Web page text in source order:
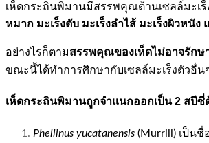
เห็ดกระถินพิมานมีสรรพคุณต้านเซลล์มะเร็
หมาก มะเร็งตับ มะเร็งลำไส้ มะเร็งผิวหนัง
อย่างไรก็ตามสรรพคุณของเห็ดไม่อาจรักษ
ขณะนี้ได้ทำการศึกษากับเซลล์มะเร็งตัวอื่น
เห็ดกระถินพิมานถูกจำแนกออกเป็น 2 สปีซี่
Phellinus yucatanensis (Murrill) เป็นชื่